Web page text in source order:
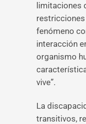
limitaciones
fenómeno
interacción
organismo
vive”.
La
transitivos,